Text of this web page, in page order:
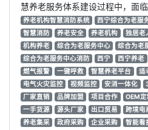
慧养老服务体系建设过程中，面临
养老机构智慧消防系统 西宁综合为老服
智慧消防
养老安全 养老机构 独居老
机构养老
综合为老服务中心
综合为老
综合为老服务中心消防
西宁 西宁养老
燃气报警
一键呼救 智慧养老平台 适
电气火灾监控
视频监控 安消一体化
厂家直销
品牌加盟 项目合作 OEM定
一手货源
源头厂家 出口贸易 跨境电
养老集采
政府采购 企业采购 智能看